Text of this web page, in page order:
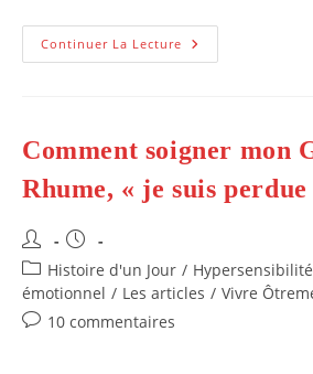
Continuer La Lecture Comment
Améliorer
Comment soigner mon
Rhume, « je suis perdue
Auteur/autrice
de
la
publication :
Publication
publiée :
Post
category:
Histoire d'un Jour /
émotionnel / Les articles / Vivre
Commentaires
10 commentaires